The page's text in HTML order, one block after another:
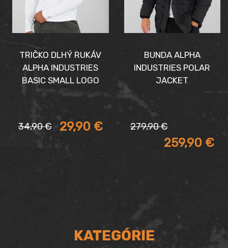
TRIČKO DLHÝ RUKÁV
ALPHA INDUSTRIES
BASIC SMALL LOGO
34,90€
Pôvodná
cena
29,90 €
Aktuálna
cena
BUNDA ALPHA
INDUSTRIES POLAR
JACKET
279,90€
Pôvodná
bola:
259,90 €
Aktuálna
je:
KATEGÓRIE